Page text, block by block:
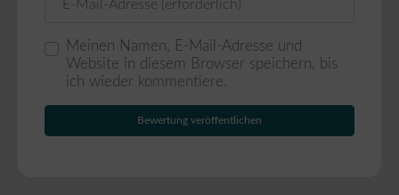
Meinen Namen, E-Mail-Adresse und
Website in diesem Browser speichern, bis
ich wieder kommentiere.